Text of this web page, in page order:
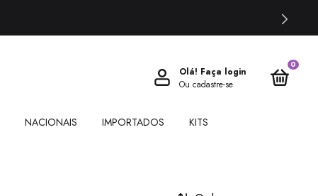
Olá! Faça login
Ou cadastre-se
0
NACIONAIS IMPORTADOS KITS